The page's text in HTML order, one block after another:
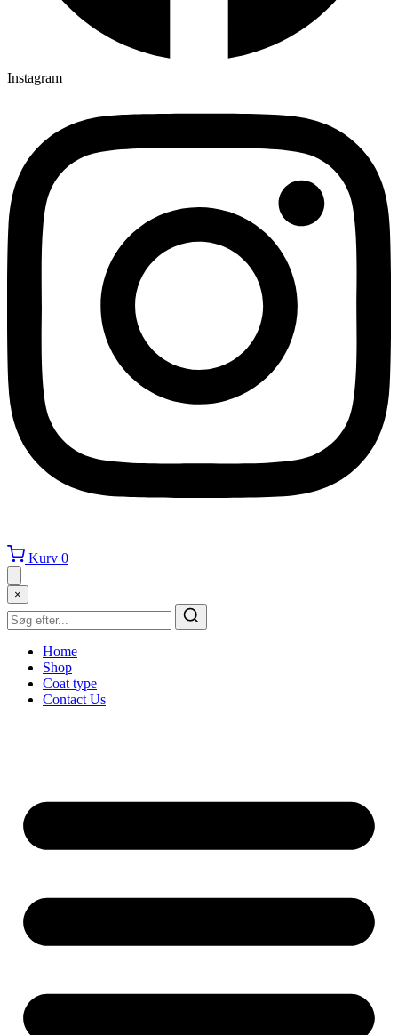
Instagram
Kurv 0
×
Home
Shop
Coat type
Contact Us